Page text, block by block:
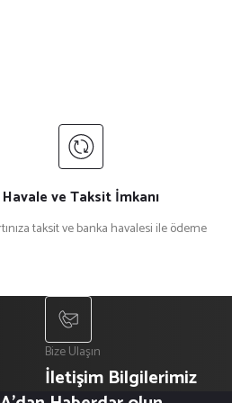
Havale ve Taksit İmkanı
taksit ve banka havalesi ile ödeme
Bize Ulaşın
İletişim Bilgilerimiz